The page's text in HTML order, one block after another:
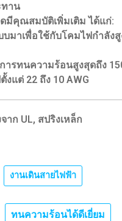
ทาน
มีคุณสมบัติเพิ่มเติม ได้แก่:
มาเพื่อใช้กับโคมไฟกำลังสู
ารทนความร้อนสูงสุดถึง
แต่ 22 ถึง 10 AWG
าก UL, สปริงเหล็ก
งานเดินสายไฟฟ้า
ทนความร้อนได้ดีเยี่ยม